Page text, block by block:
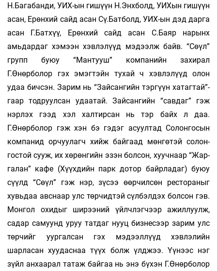
Н.Багабанди, УИХ-ын гишүүн Н.Энхболд, УИХын гишүүн
асан, Ерөнхий сайд асан Сү.Батболд, УИХ-ын дэд дарга
асан Г.Батхүү, Ерөнхий сайд асан С.Баяр нарынх
амьдардаг хэмээн хэвлэлүүд мэдээлж байв. “Сөүл”
групп буюу “Мантууш” компанийн захирал
Г.Өнөрболор гэх эмэгтэйн тухай ч хэв­лэлүүд олон
удаа бичсэн. Зарим нь “Зай­сангийн тэргүүн хатагтай”-
гаар тод­руулсан удаатай. Зайсангийн “савдаг” гэж
нэрлэх гээд хэл халтирсан нь тэр байх л даа.
Г.Өнөрболор гэж хэн бэ гэдэг асуултад Солонгосын
ком­па­нид ор­чуулагч хийж байгаад мөнгөтэй солон­
гостой сууж, их хөрөнгийн эзэн болсон, хуучнаар “Жар­
галан” кафе (Хүүхдийн парк дотор байрладаг) буюу
сүүлд “Сөүл” гэж нэр, зүсээ өөрчилсөн рестораныг
хувьдаа авснаар улс төрчидтэй сүлбэлдэх болсон гэв.
Монгол охидыг ширээний үйлч­лэг­чээр ажиллуулж,
садар самуунд уруу татдаг нууц бизнесээр зарим улс
төрчийг уургалсан гэх мэдээллүүд хэвлэлийн
шарласан хуудаснаа түүх болж үлджээ. Үүнээс нэг
зүйл анхаарал татаж байгаа нь энэ бүхэн Г.Өнөрболор